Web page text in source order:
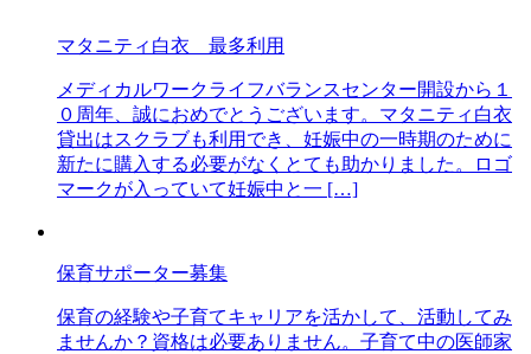
マタニティ白衣 最多利用
メディカルワークライフバランスセンター開設から１
０周年、誠におめでとうございます。マタニティ白衣
貸出はスクラブも利用でき、妊娠中の一時期のために
新たに購入する必要がなくとても助かりました。ロゴ
マークが入っていて妊娠中と一 […]
保育サポーター募集
保育の経験や子育てキャリアを活かして、活動してみ
ませんか？資格は必要ありません。子育て中の医師家